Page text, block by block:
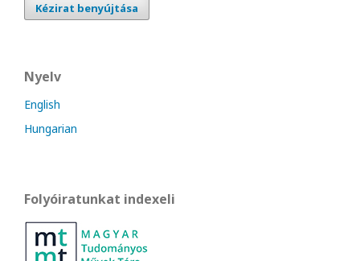
Kézirat benyújtása
Nyelv
English
Hungarian
Folyóiratunkat indexeli